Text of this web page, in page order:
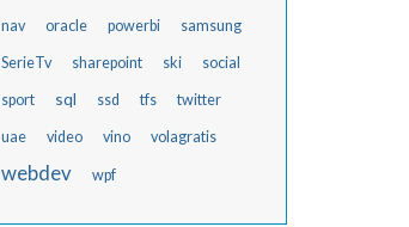
nav oracle powerbi samsung
SerieTv sharepoint ski social
sport sql ssd tfs twitter
uae video vino volagratis
webdev wpf